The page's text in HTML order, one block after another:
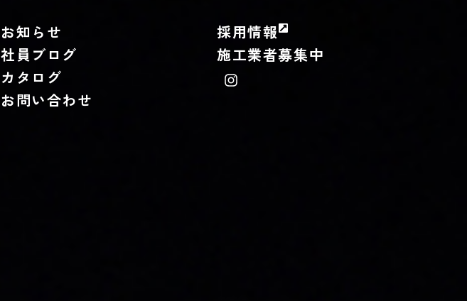
お知らせ
社員ブログ
カタログ
お問い合わせ
採用情報
施工業者募集中